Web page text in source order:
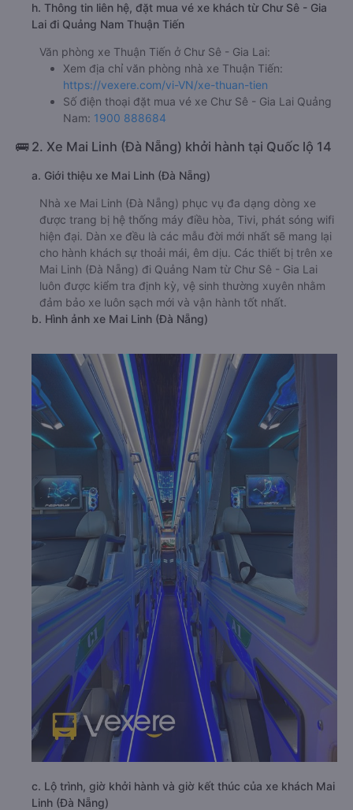
h. Thông tin liên hệ, đặt mua vé xe khách từ Chư Sê - Gia
Lai đi Quảng Nam Thuận Tiến
Văn phòng xe Thuận Tiến ở Chư Sê - Gia Lai:
Xem địa chỉ văn phòng nhà xe Thuận Tiến:
https://vexere.com/vi-VN/xe-thuan-tien
Số điện thoại đặt mua vé xe Chư Sê - Gia Lai Quảng
Nam: 1900 888684
🚌 2. Xe Mai Linh (Đà Nẵng) khởi hành tại Quốc lộ 14
a. Giới thiệu xe Mai Linh (Đà Nẵng)
Nhà xe Mai Linh (Đà Nẵng) phục vụ đa dạng dòng xe
được trang bị hệ thống máy điều hòa, Tivi, phát sóng wifi
hiện đại. Dàn xe đều là các mẫu đời mới nhất sẽ mang lại
cho hành khách sự thoải mái, êm dịu. Các thiết bị trên xe
Mai Linh (Đà Nẵng) đi Quảng Nam từ Chư Sê - Gia Lai
luôn được kiểm tra định kỳ, vệ sinh thường xuyên nhằm
đảm bảo xe luôn sạch mới và vận hành tốt nhất.
b. Hình ảnh xe Mai Linh (Đà Nẵng)
c. Lộ trình, giờ khởi hành và giờ kết thúc của xe khách Mai
Linh (Đà Nẵng)